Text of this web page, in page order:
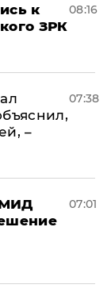
к
ЗРК
08:16
–
07:38
МИД
07:01